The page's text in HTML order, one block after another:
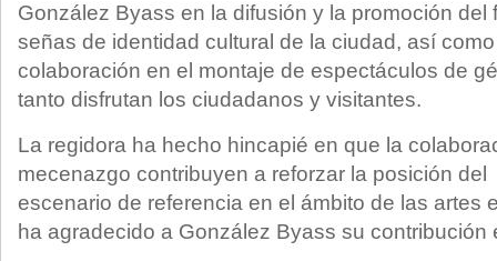
González Byass en la difusión y la promoción del
señas de identidad cultural de la ciudad, así
colaboración en el montaje de espectáculos de
tanto disfrutan los ciudadanos y visitantes.
La regidora ha hecho hincapié en que la
mecenazgo contribuyen a reforzar la posición
escenario de referencia en el ámbito de las artes
ha agradecido a González Byass su contribución